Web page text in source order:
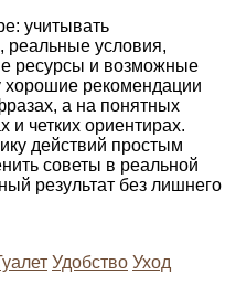
учитывать
реальные условия,
ресурсы и возможные
хорошие рекомендации
а на понятных
и четких ориентирах.
действий простым
советы в реальной
результат без лишнего
Удобство Уход